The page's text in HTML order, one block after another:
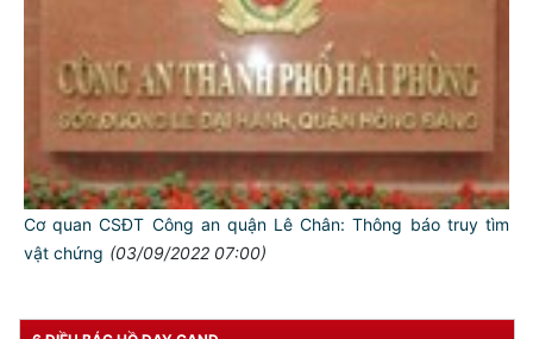
Cơ quan CSĐT Công an quận Lê Chân: Thông báo truy tìm
vật chứng (03/09/2022 07:00)
TƯ CÁCH
NGƯỜI CÔNG AN CÁCH MỆNH LÀ:
Đối với tự mình, phải
CẦN, KIỆM, LIÊM, CHÍNH
Đối với đồng sự, phải
Đối với chính phủ, phải